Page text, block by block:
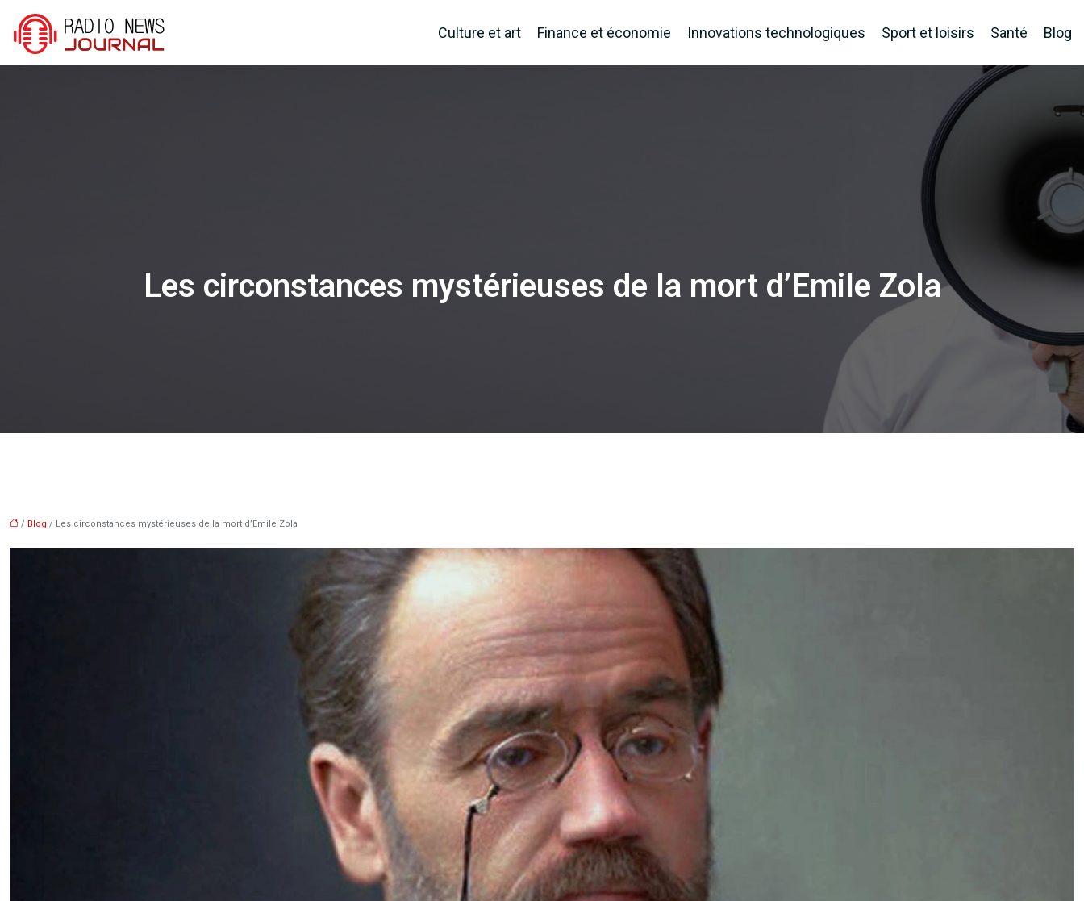
Culture et art Finance et économie Innovations technologiques Sport et loisirs Santé Blog
Les circonstances mystérieuses de la mort d’Emile Zola
/ Blog / Les circonstances mystérieuses de la mort d’Emile Zola